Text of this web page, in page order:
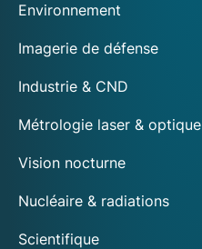
Environnement
Imagerie de défense
Industrie & CND
Métrologie laser & optique
Vision nocturne
Nucléaire & radiations
Scientifique